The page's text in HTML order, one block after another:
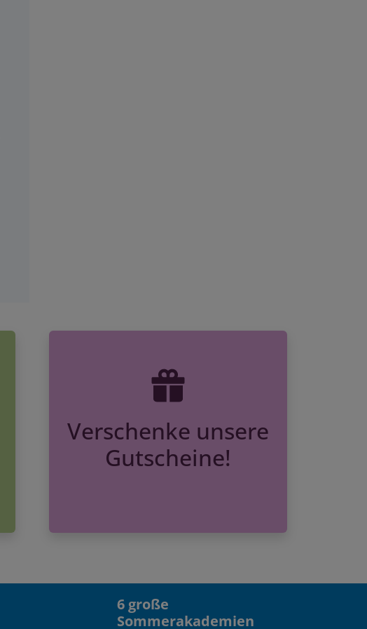
Verschenke unsere
Gutscheine!
6 große
Sommerakademien